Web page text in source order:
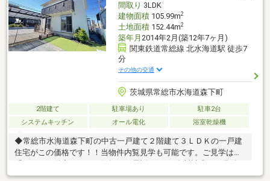
間取り 3LDK
建物面積105.99m2
土地面積152.44m2
築年月 2014年2月(築12年7ヶ月)
関東鉄道常総線 北水海道駅 徒歩7
分
その他の交通
茨城県常総市水海道森下町
2階建て 駐車場あり
駐車2台
システムキッチン
オール電化 浴室乾燥機
◆常総市水海道森下町の中古一戸建て２階建て３ＬＤＫの一戸建
住宅がこの価格です！！当物件内覧見学も可能です。ご見学は、
「わたや不動産」までお気軽にお電話下さい♪資料請求・お見積り
ご依頼等ご連絡下さい。◆物件ポイント！・ＬＤＫ２０帖超の快